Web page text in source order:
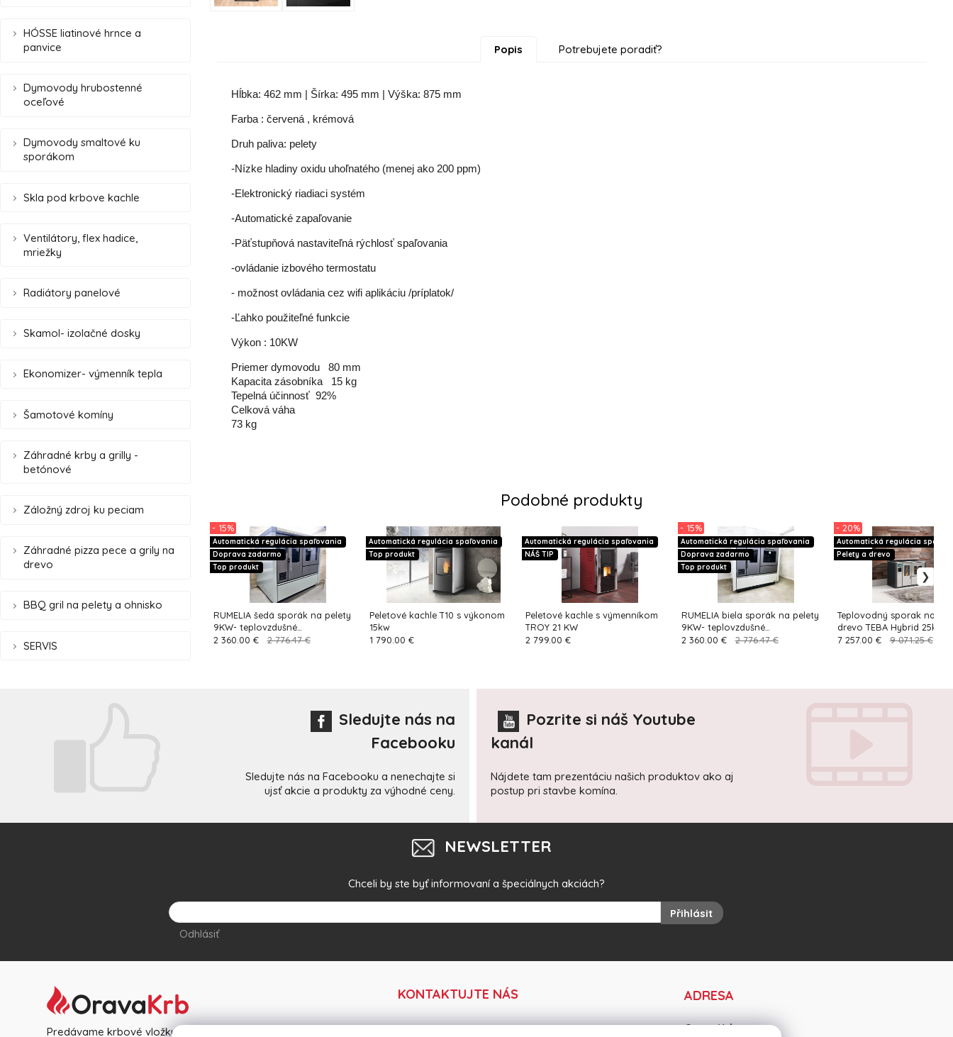
HÓSSE liatinové hrnce a
panvice
Dymovody hrubostenné
oceľové
Dymovody smaltové ku
sporákom
Skla pod krbove kachle
Ventilátory, flex hadice,
mriežky
Radiátory panelové
Skamol- izolačné dosky
Ekonomizer- výmenník tepla
Šamotové komíny
Záhradné krby a grilly -
betónové
Záložný zdroj ku peciam
Záhradné pizza pece a grily na
drevo
BBQ gril na pelety a ohnisko
SERVIS
Popis Potrebujete poradiť?
Hĺbka: 462 mm | Šírka: 495 mm | Výška: 875 mm
Farba : červená , krémová
Druh paliva: pelety
-Nízke hladiny oxidu uhoľnatého (menej ako 200 ppm)
-Elektronický riadiaci systém
-Automatické zapaľovanie
-Päťstupňová nastaviteľná rýchlosť spaľovania
-ovládanie izbového termostatu
- možnost ovládania cez wifi aplikáciu /príplatok/
-Ľahko použiteľné funkcie
Výkon : 10KW
Priemer dymovodu   80 mm
Kapacita zásobníka   15 kg
Tepelná účinnosť  92%
Celková váha
73 kg
Podobné produkty
RUMELIA šedá sporák na pelety
9KW- teplovzdušné
vykurovanie+rozvod
Automatická regulácia spaľovania
Doprava zadarmo
Top produkt
- 15%
2 360.00 € 2 776.47 €
Peletové kachle T10 s výkonom
15kw
Automatická regulácia spaľovania
Top produkt
1 790.00 €
Peletové kachle s výmenníkom
TROY 21 KW
Automatická regulácia spaľovania
NÁŠ TIP
2 799.00 €
RUMELIA biela sporák na pelety
9KW- teplovzdušné
vykurovanie+rozvod
Automatická regulácia spaľovania
Doprava zadarmo
Top produkt
- 15%
2 360.00 € 2 776.47 €
Teplovodný sporak na
drevo TEBA Hybrid 25kw
Automatická regulácia
Pelety a drevo
- 20%
7 257.00 € 9 071.25 €
Sledujte nás na
Facebooku
Sledujte nás na Facebooku a nenechajte si
ujsť akcie a produkty za výhodné ceny.
Pozrite si náš Youtube
kanál
Nájdete tam prezentáciu našich produktov ako aj
postup pri stavbe komína.
NEWSLETTER
Chceli by ste byť informovaní a špeciálnych akciách?
Přihlásit
Odhlásiť
Predávame krbové vložky, pece, kachle, nerezové
KONTAKTUJTE NÁS
Tel:+421 918 364 633
ADRESA
OravaKrb s.r.o.